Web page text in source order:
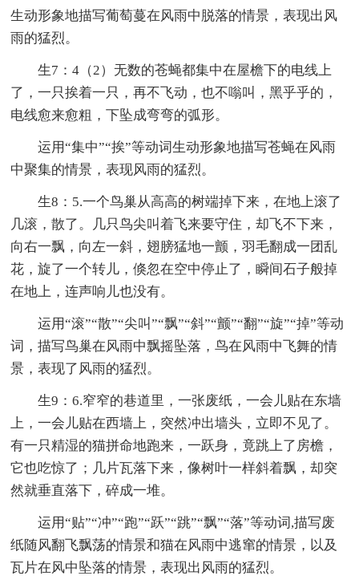
生动形象地描写葡萄蔓在风雨中脱落的情景，表现出风
雨的猛烈。
生7：4（2）无数的苍蝇都集中在屋檐下的电线上
了，一只挨着一只，再不飞动，也不嗡叫，黑乎乎的，
电线愈来愈粗，下坠成弯弯的弧形。
运用“集中”“挨”等动词生动形象地描写苍蝇在风雨
中聚集的情景，表现风雨的猛烈。
生8：5.一个鸟巢从高高的树端掉下来，在地上滚了
几滚，散了。几只鸟尖叫着飞来要守住，却飞不下来，
向右一飘，向左一斜，翅膀猛地一颤，羽毛翻成一团乱
花，旋了一个转儿，倏忽在空中停止了，瞬间石子般掉
在地上，连声响儿也没有。
运用“滚”“散”“尖叫”“飘”“斜”“颤”“翻”“旋”“掉”等动
词，描写鸟巢在风雨中飘摇坠落，鸟在风雨中飞舞的情
景，表现了风雨的猛烈。
生9：6.窄窄的巷道里，一张废纸，一会儿贴在东墙
上，一会儿贴在西墙上，突然冲出墙头，立即不见了。
有一只精湿的猫拼命地跑来，一跃身，竟跳上了房檐，
它也吃惊了；几片瓦落下来，像树叶一样斜着飘，却突
然就垂直落下，碎成一堆。
运用“贴”“冲”“跑”“跃”“跳”“飘”“落”等动词,描写废
纸随风翻飞飘荡的情景和猫在风雨中逃窜的情景，以及
瓦片在风中坠落的情景，表现出风雨的猛烈。